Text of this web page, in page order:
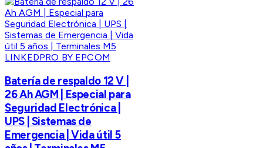
LINKEDPRO BY EPCOM
Batería de respaldo 12 V |
26 Ah AGM | Especial para
Seguridad Electrónica |
UPS | Sistemas de
Emergencia | Vida útil 5